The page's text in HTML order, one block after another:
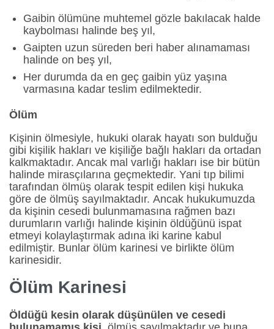
Gaibin ölümüne muhtemel gözle bakılacak halde
kaybolması halinde beş yıl,
Gaipten uzun süreden beri haber alınamaması
halinde on beş yıl,
Her durumda da en geç gaibin yüz yaşına
varmasına kadar teslim edilmektedir.
Ölüm
Kişinin ölmesiyle, hukuki olarak hayatı son bulduğu
gibi kişilik hakları ve kişiliğe bağlı hakları da ortadan
kalkmaktadır. Ancak mal varlığı hakları ise bir bütün
halinde mirasçılarına geçmektedir. Yani tıp bilimi
tarafından ölmüş olarak tespit edilen kişi hukuka
göre de ölmüş sayılmaktadır. Ancak hukukumuzda
da kişinin cesedi bulunmamasına rağmen bazı
durumların varlığı halinde kişinin öldüğünü ispat
etmeyi kolaylaştırmak adına iki karine kabul
edilmiştir. Bunlar ölüm karinesi ve birlikte ölüm
karinesidir.
Ölüm Karinesi
Öldüğü kesin olarak düşünülen ve cesedi